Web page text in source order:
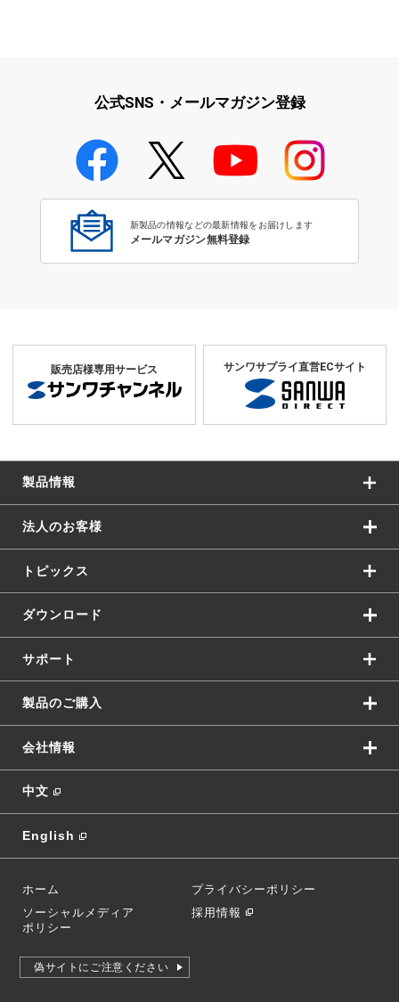
公式SNS・メールマガジン登録
新製品の情報などの最新情報をお届けします
メールマガジン無料登録
販売店様専用サービス サンワサプライ直営ECサイト
製品情報
法人のお客様
トピックス
ダウンロード
サポート
製品のご購入
会社情報
中文
English
ホーム
プライバシーポリシー
ソーシャルメディア
ポリシー
採用情報
偽サイトにご注意ください